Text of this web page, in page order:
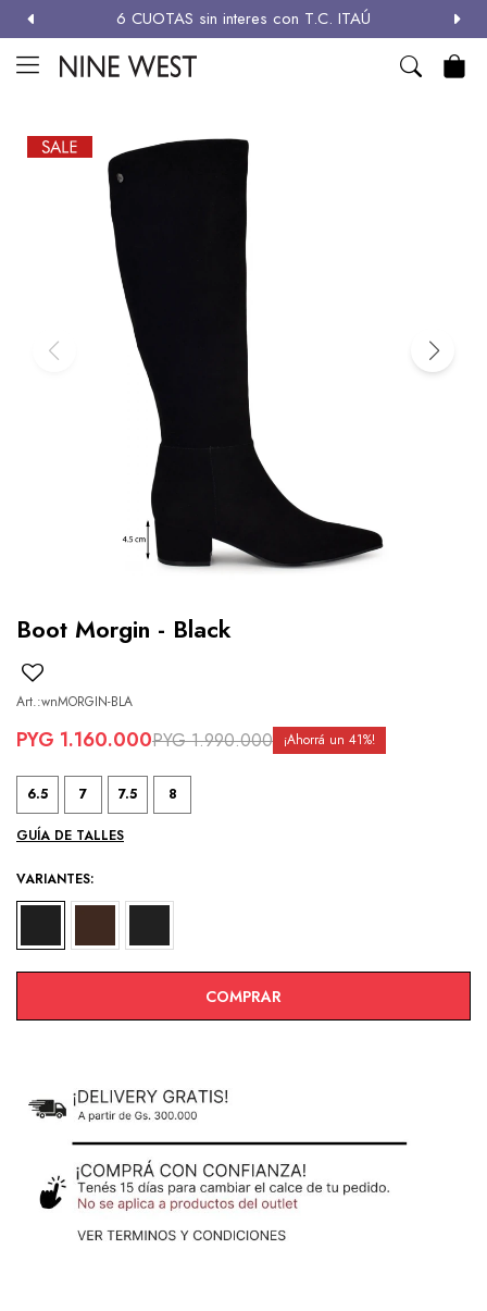
6 CUOTAS sin interes con T.C. ITAÚ

Boot Morgin - Black
wnMORGIN-BLA
PYG 1.160.000PYG 1.990.000 41
6.5 7 7.5 8
GUÍA DE TALLES
VARIANTES:
COMPRAR
MI CUENTA
Términos y condiciones